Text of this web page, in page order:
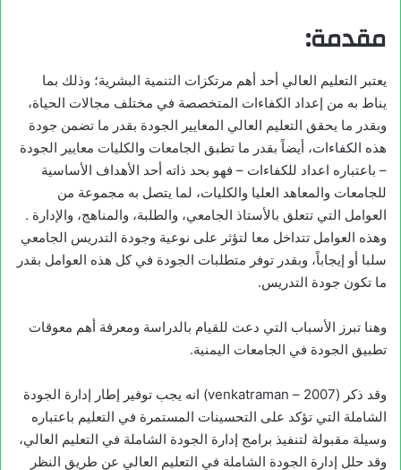
مقدمة:
يعتبر التعليم العالي أحد أهم مرتكزات التنمية البشرية؛ وذلك بما
يناط به من إعداد الكفاءات المتخصصة في مختلف مجالات الحياة،
وبقدر ما يحقق التعليم العالي المعايير الجودة بقدر ما تضمن جودة
هذه الكفاءات، أيضاً بقدر ما تطبق الجامعات والكليات معايير الجودة
– باعتباره اعداد للكفاءات – فهو بحد ذاته أحد الأهداف الأساسية
للجامعات والمعاهد العليا والكليات، لما يتصل به مجموعة من
العوامل التي تتعلق بالأستاذ الجامعي، والطلبة، والمناهج، والإدارة .
وهذه العوامل تتداخل معا لتؤثر على نوعية وجودة التدريس الجامعي
سلبا أو إيجاباً، وبقدر توفر متطلبات الجودة في كل هذه العوامل بقدر
ما تكون جودة التدريس.
وهنا تبرز الأسباب التي دعت للقيام بالدراسة ومعرفة أهم معوقات
تطبيق الجودة في الجامعات اليمنية.
وقد ذكر (2007 – venkatraman) انه يجب توفير إطار إدارة الجودة
الشاملة التي تؤكد على التحسينات المستمرة في التعليم باعتباره
وسيلة مقبولة لتنفيذ برامج إدارة الجودة الشاملة في التعليم العالي،
وقد حلل إدارة الجودة الشاملة في التعليم العالي عن طريق النظر